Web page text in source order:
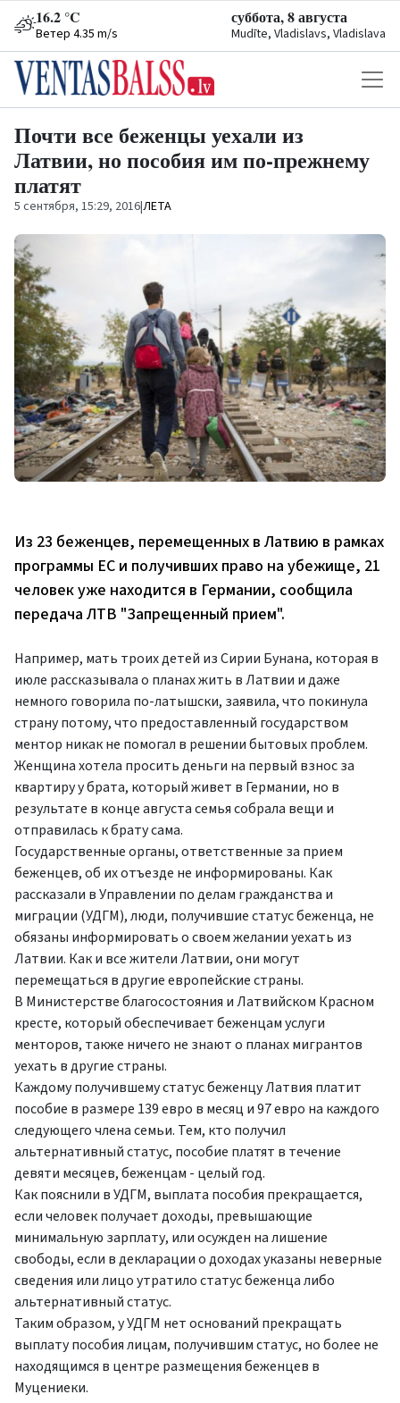
16.2 °C
Ветер 4.35 m/s
суббота, 8 августа
Mudīte, Vladislavs, Vladislava
Почти все беженцы уехали из
Латвии, но пособия им по-прежнему
платят
5 сентября, 15:29, 2016|ЛЕТА
Из 23 беженцев, перемещенных в Латвию в рамках
программы ЕС и получивших право на убежище, 21
человек уже находится в Германии, сообщила
передача ЛТВ "Запрещенный прием".
Например, мать троих детей из Сирии Бунана, которая в
июле рассказывала о планах жить в Латвии и даже
немного говорила по-латышски, заявила, что покинула
страну потому, что предоставленный государством
ментор никак не помогал в решении бытовых проблем.
Женщина хотела просить деньги на первый взнос за
квартиру у брата, который живет в Германии, но в
результате в конце августа семья собрала вещи и
отправилась к брату сама.
Государственные органы, ответственные за прием
беженцев, об их отъезде не информированы. Как
рассказали в Управлении по делам гражданства и
миграции (УДГМ), люди, получившие статус беженца, не
обязаны информировать о своем желании уехать из
Латвии. Как и все жители Латвии, они могут
перемещаться в другие европейские страны.
В Министерстве благосостояния и Латвийском Красном
кресте, который обеспечивает беженцам услуги
менторов, также ничего не знают о планах мигрантов
уехать в другие страны.
Каждому получившему статус беженцу Латвия платит
пособие в размере 139 евро в месяц и 97 евро на каждого
следующего члена семьи. Тем, кто получил
альтернативный статус, пособие платят в течение
девяти месяцев, беженцам - целый год.
Как пояснили в УДГМ, выплата пособия прекращается,
если человек получает доходы, превышающие
минимальную зарплату, или осужден на лишение
свободы, если в декларации о доходах указаны неверные
сведения или лицо утратило статус беженца либо
альтернативный статус.
Таким образом, у УДГМ нет оснований прекращать
выплату пособия лицам, получившим статус, но более не
находящимся в центре размещения беженцев в
Муцениеки.